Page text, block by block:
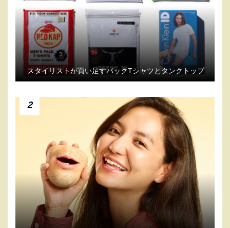
スタイリストが買い足すパックTシャツとタンクトップ
2